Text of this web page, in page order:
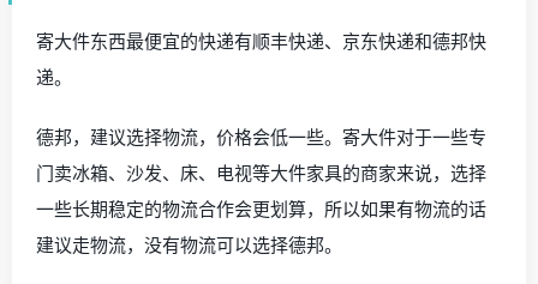
寄大件东西最便宜的快递有顺丰快递、京东快递和德邦快
递。
德邦，建议选择物流，价格会低一些。寄大件对于一些专
门卖冰箱、沙发、床、电视等大件家具的商家来说，选择
一些长期稳定的物流合作会更划算，所以如果有物流的话
建议走物流，没有物流可以选择德邦。